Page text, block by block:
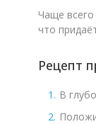
Чаще
что
Рецепт
В